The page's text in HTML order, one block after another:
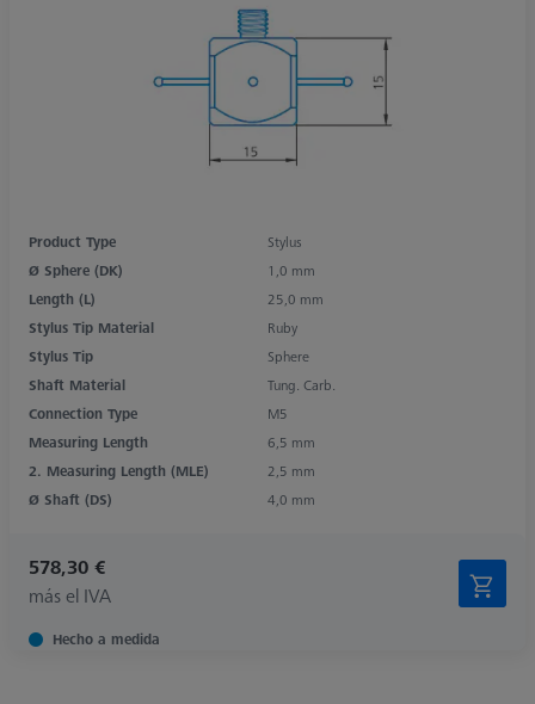
Product Type
Stylus
Ø Sphere (DK)
1,0 mm
Length (L)
25,0 mm
Stylus Tip Material
Ruby
Stylus Tip
Sphere
Shaft Material
Tung. Carb.
Connection Type
M5
Measuring Length
6,5 mm
2. Measuring Length (MLE)
2,5 mm
Ø Shaft (DS)
4,0 mm
578,30 €
más el IVA
Hecho a medida